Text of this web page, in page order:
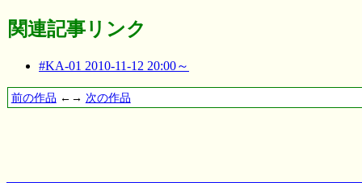
関連記事リンク
#KA-01 2010-11-12 20:00～
前の作品 ←→ 次の作品